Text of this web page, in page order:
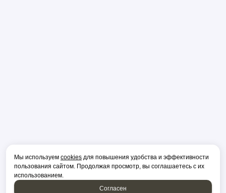
Мы используем cookies для повышения удобства и эффективности
пользования сайтом. Продолжая просмотр, вы соглашаетесь с их
использованием.
Согласен